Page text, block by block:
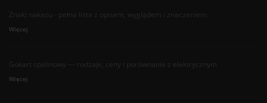
Znaki nakazu - pełna lista z opisem, wyglądem i znaczeniem
Więcej
Gokart spalinowy — rodzaje, ceny i porównanie z elektrycznym
Więcej